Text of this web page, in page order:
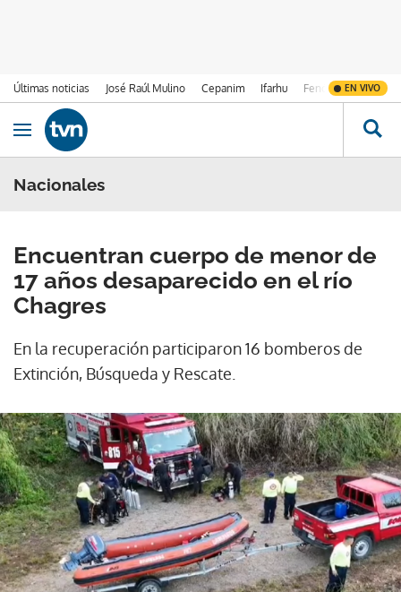
Últimas noticias José Raúl Mulino Cepanim Ifarhu Fenómeno de El
EN VIVO
Ir al contenido
Obrir navegació
Nacionales
Encuentran cuerpo de menor de
17 años desaparecido en el río
Chagres
En la recuperación participaron 16 bomberos de
Extinción, Búsqueda y Rescate.